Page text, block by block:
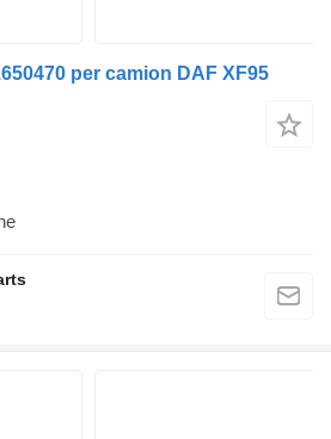
per camion DAF XF95